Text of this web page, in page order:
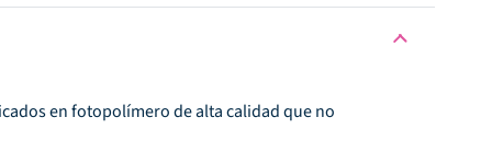
en fotopolímero de alta calidad que no